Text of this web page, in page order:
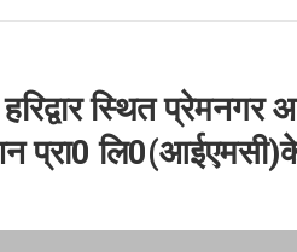
स्थित
प्रा0